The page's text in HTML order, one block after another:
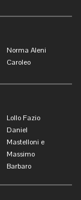
Norma Aleni
Caroleo
Lollo Fazio
Daniel
Mastelloni e
Massimo
Barbaro